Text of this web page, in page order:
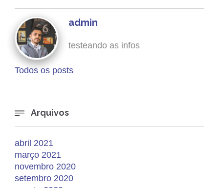
admin
testeando as infos
Todos os posts
 Arquivos
abril 2021
março 2021
novembro 2020
setembro 2020